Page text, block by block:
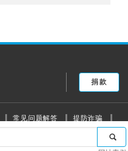
捐款
常见问题解答
提防诈骗